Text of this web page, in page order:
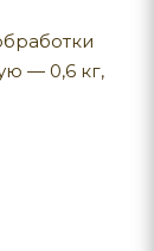
— 0,6 кг,